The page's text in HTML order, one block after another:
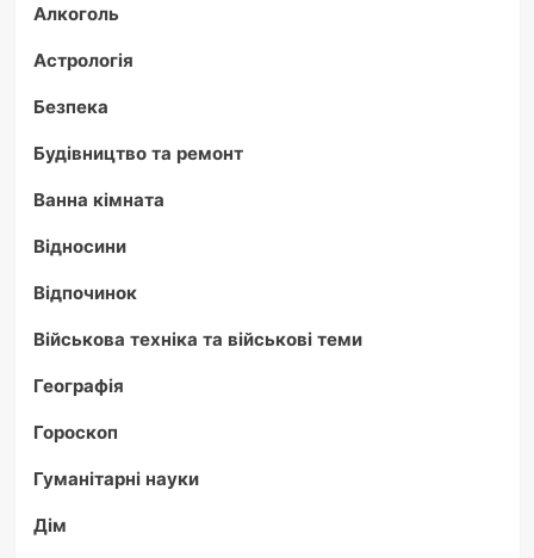
Алкоголь
Астрологія
Безпека
Будівництво та ремонт
Ванна кімната
Відносини
Відпочинок
Військова техніка та військові теми
Географія
Гороскоп
Гуманітарні науки
Дім